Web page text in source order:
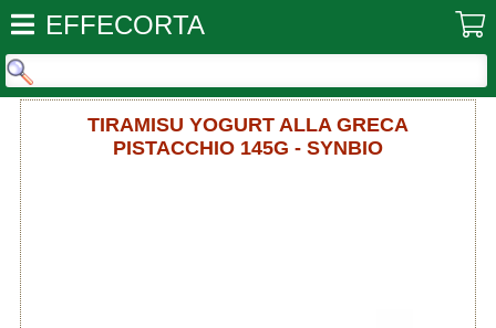
EFFECORTA
TIRAMISU YOGURT ALLA GRECA
PISTACCHIO 145G - SYNBIO